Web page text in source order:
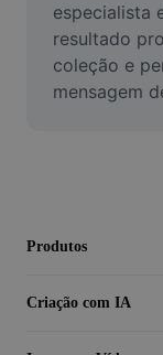
Editor de
Cortar Vídeo
Adicionar
especialista
resultado
coleção e
mensagem
Produtos
Criação com IA